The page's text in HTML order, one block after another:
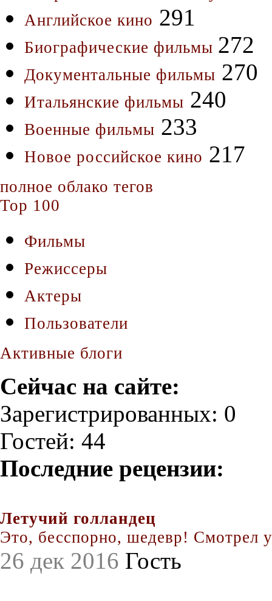
Английское кино 291
Биографические фильмы 272
Документальные фильмы 270
Итальянские фильмы 240
Военные фильмы 233
Новое российское кино 217
полное облако тегов
Top 100
Фильмы
Режиссеры
Актеры
Пользователи
Активные блоги
Сейчас на сайте:
Зарегистрированных: 0
Гостей: 44
Последние рецензии:
Летучий голландец
Это, бесспорно, шедевр! Смотрел
26 дек 2016 Гость